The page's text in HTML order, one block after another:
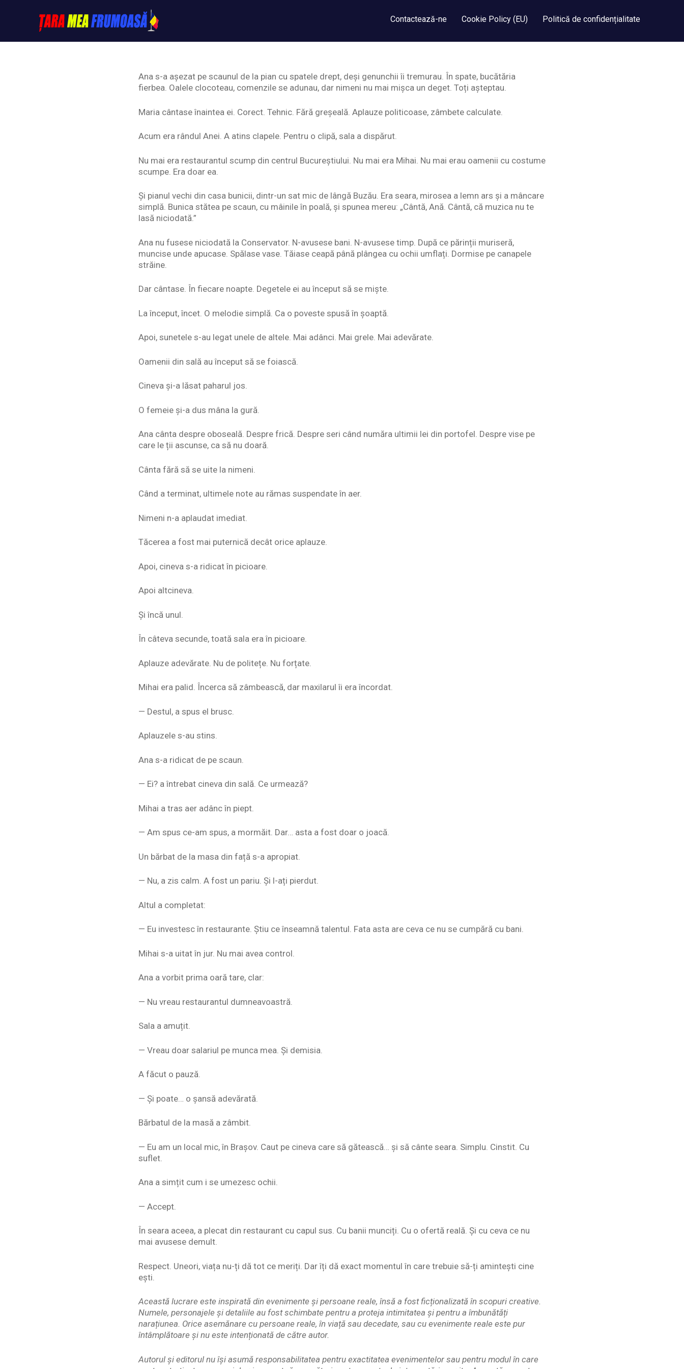
Tarameafrumoasa
Contactează-ne Cookie Policy (EU) Politică de confidențialitate
Ana s-a așezat pe scaunul de la pian cu spatele drept, deși genunchii îi tremurau. În spate, bucătăria
fierbea. Oalele clocoteau, comenzile se adunau, dar nimeni nu mai mișca un deget. Toți așteptau.
Maria cântase înaintea ei. Corect. Tehnic. Fără greșeală. Aplauze politicoase, zâmbete calculate.
Acum era rândul Anei. A atins clapele. Pentru o clipă, sala a dispărut.
Nu mai era restaurantul scump din centrul Bucureștiului. Nu mai era Mihai. Nu mai erau oamenii cu costume
scumpe. Era doar ea.
Și pianul vechi din casa bunicii, dintr-un sat mic de lângă Buzău. Era seara, mirosea a lemn ars și a mâncare
simplă. Bunica stătea pe scaun, cu mâinile în poală, și spunea mereu: „Cântă, Ană. Cântă, că muzica nu te
lasă niciodată.”
Ana nu fusese niciodată la Conservator. N-avusese bani. N-avusese timp. După ce părinții muriseră,
muncise unde apucase. Spălase vase. Tăiase ceapă până plângea cu ochii umflați. Dormise pe canapele
străine.
Dar cântase. În fiecare noapte. Degetele ei au început să se miște.
La început, încet. O melodie simplă. Ca o poveste spusă în șoaptă.
Apoi, sunetele s-au legat unele de altele. Mai adânci. Mai grele. Mai adevărate.
Oamenii din sală au început să se foiască.
Cineva și-a lăsat paharul jos.
O femeie și-a dus mâna la gură.
Ana cânta despre oboseală. Despre frică. Despre seri când număra ultimii lei din portofel. Despre vise pe
care le ții ascunse, ca să nu doară.
Cânta fără să se uite la nimeni.
Când a terminat, ultimele note au rămas suspendate în aer.
Nimeni n-a aplaudat imediat.
Tăcerea a fost mai puternică decât orice aplauze.
Apoi, cineva s-a ridicat în picioare.
Apoi altcineva.
Și încă unul.
În câteva secunde, toată sala era în picioare.
Aplauze adevărate. Nu de politețe. Nu forțate.
Mihai era palid. Încerca să zâmbească, dar maxilarul îi era încordat.
— Destul, a spus el brusc.
Aplauzele s-au stins.
Ana s-a ridicat de pe scaun.
— Ei? a întrebat cineva din sală. Ce urmează?
Mihai a tras aer adânc în piept.
— Am spus ce-am spus, a mormăit. Dar… asta a fost doar o joacă.
Un bărbat de la masa din față s-a apropiat.
— Nu, a zis calm. A fost un pariu. Și l-ați pierdut.
Altul a completat:
— Eu investesc în restaurante. Știu ce înseamnă talentul. Fata asta are ceva ce nu se cumpără cu bani.
Mihai s-a uitat în jur. Nu mai avea control.
Ana a vorbit prima oară tare, clar:
— Nu vreau restaurantul dumneavoastră.
Sala a amuțit.
— Vreau doar salariul pe munca mea. Și demisia.
A făcut o pauză.
— Și poate… o șansă adevărată.
Bărbatul de la masă a zâmbit.
— Eu am un local mic, în Brașov. Caut pe cineva care să gătească… și să cânte seara. Simplu. Cinstit. Cu
suflet.
Ana a simțit cum i se umezes­c ochii.
— Accept.
În seara aceea, a plecat din restaurant cu capul sus. Cu banii munciți. Cu o ofertă reală. Și cu ceva ce nu
mai avusese demult.
Respect. Uneori, viața nu-ți dă tot ce meriți. Dar îți dă exact momentul în care trebuie să-ți amintești cine
ești.
Această lucrare este inspirată din evenimente și persoane reale, însă a fost ficționalizată în scopuri creative.
Numele, personajele și detaliile au fost schimbate pentru a proteja intimitatea și pentru a îmbunătăți
narațiunea. Orice asemănare cu persoane reale, în viață sau decedate, sau cu evenimente reale este pur
întâmplătoare și nu este intenționată de către autor.
Autorul și editorul nu își asumă responsabilitatea pentru exactitatea evenimentelor sau pentru modul în care